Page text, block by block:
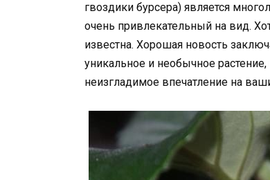
гвоздики бурсера) является
очень привлекательный на вид.
известна. Хорошая новость
уникальное и необычное
неизгладимое впечатление на